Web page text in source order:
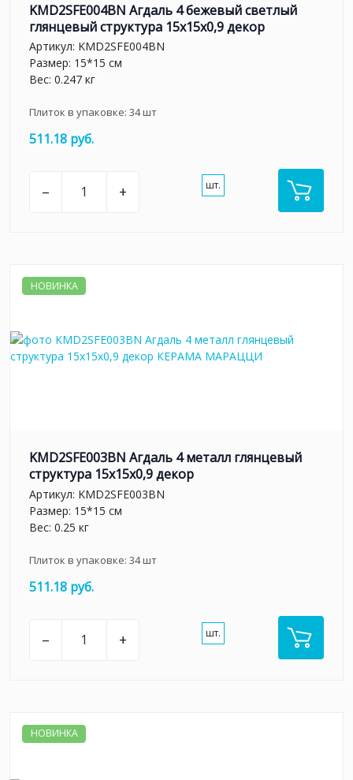
KMD2SFE004BN Агдаль 4 бежевый светлый
глянцевый структура 15x15x0,9 декор
Артикул: KMD2SFE004BN
Размер: 15*15 см
Вес: 0.247 кг
Плиток в упаковке: 34шт
511.18 руб.
– + шт.
НОВИНКА
KMD2SFE003BN Агдаль 4 металл глянцевый
структура 15x15x0,9 декор
Артикул: KMD2SFE003BN
Размер: 15*15 см
Вес: 0.25 кг
Плиток в упаковке: 34шт
511.18 руб.
– + шт.
НОВИНКА